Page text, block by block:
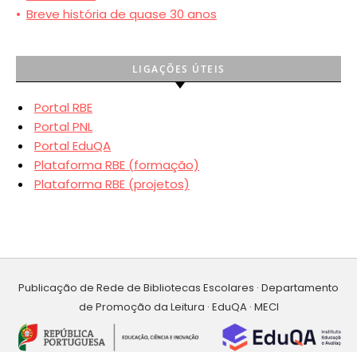
• Breve história de quase 30 anos
LIGAÇÕES ÚTEIS
Portal RBE
Portal PNL
Portal EduQA
Plataforma RBE (formação)
Plataforma RBE (projetos)
Publicação de Rede de Bibliotecas Escolares · Departamento
de Promoção da Leitura · EduQA · MECI